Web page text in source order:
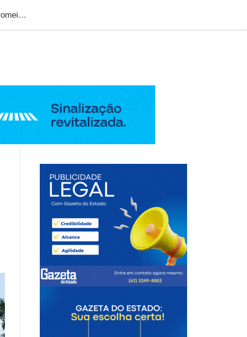
GO-060 tem bloqueio de 12 dias no sentido Trindade; obras chegam a 72% e pista de romeiros é restaurada